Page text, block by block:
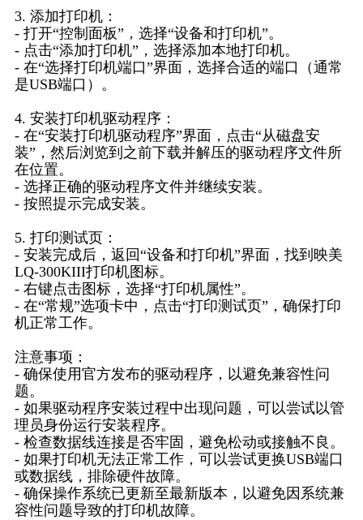
3. 添加打印机：
- 打开“控制面板”，选择“设备和打印机”。
- 点击“添加打印机”，选择添加本地打印机。
- 在“选择打印机端口”界面，选择合适的端口（通常
是USB端口）。
4. 安装打印机驱动程序：
- 在“安装打印机驱动程序”界面，点击“从磁盘安
装”，然后浏览到之前下载并解压的驱动程序文件所
在位置。
- 选择正确的驱动程序文件并继续安装。
- 按照提示完成安装。
5. 打印测试页：
- 安装完成后，返回“设备和打印机”界面，找到映美
LQ-300KIII打印机图标。
- 右键点击图标，选择“打印机属性”。
- 在“常规”选项卡中，点击“打印测试页”，确保打印
机正常工作。
注意事项：
- 确保使用官方发布的驱动程序，以避免兼容性问
题。
- 如果驱动程序安装过程中出现问题，可以尝试以管
理员身份运行安装程序。
- 检查数据线连接是否牢固，避免松动或接触不良。
- 如果打印机无法正常工作，可以尝试更换USB端口
或数据线，排除硬件故障。
- 确保操作系统已更新至最新版本，以避免因系统兼
容性问题导致的打印机故障。